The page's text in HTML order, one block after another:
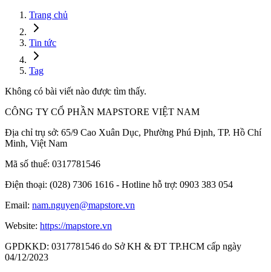
Trang chủ
Tin tức
Tag
Không có bài viết nào được tìm thấy.
CÔNG TY CỔ PHẦN MAPSTORE VIỆT NAM
Địa chỉ trụ sở: 65/9 Cao Xuân Dục, Phường Phú Định, TP. Hồ Chí
Minh, Việt Nam
Mã số thuế: 0317781546
Điện thoại: (028) 7306 1616 - Hotline hỗ trợ: 0903 383 054
Email: nam.nguyen@mapstore.vn
Website: https://mapstore.vn
GPDKKD: 0317781546 do Sở KH & ĐT TP.HCM cấp ngày
04/12/2023